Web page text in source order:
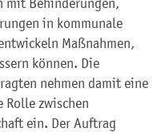
mit Behinderungen,
in kommunale
Maßnahmen,
können. Die
nehmen damit eine
zwischen
ein. Der Auftrag